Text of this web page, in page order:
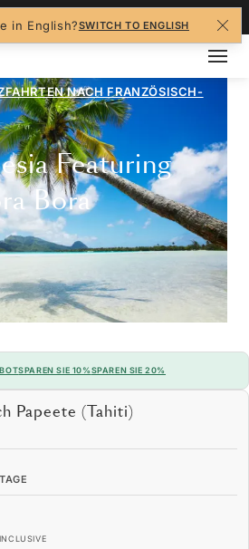
in English?SWITCH TO ENGLISH
NACH FRANZÖSISCH-
Featuring
Bora
SPAREN SIE 10%SPAREN SIE 20%
Papeete (Tahiti)